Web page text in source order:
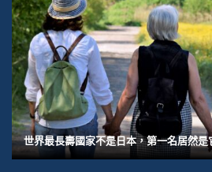
世界最長壽國家不是日本，第一名居然是